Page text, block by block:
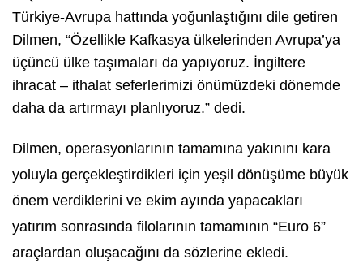
Türkiye-Avrupa hattında yoğunlaştığını dile getiren
Dilmen, “Özellikle Kafkasya ülkelerinden Avrupa’ya
üçüncü ülke taşımaları da yapıyoruz. İngiltere
ihracat – ithalat seferlerimizi önümüzdeki dönemde
daha da artırmayı planlıyoruz.” dedi.
Dilmen, operasyonlarının tamamına yakınını kara
yoluyla gerçekleştirdikleri için yeşil dönüşüme büyük
önem verdiklerini ve ekim ayında yapacakları
yatırım sonrasında filolarının tamamının “Euro 6”
araçlardan oluşacağını da sözlerine ekledi.